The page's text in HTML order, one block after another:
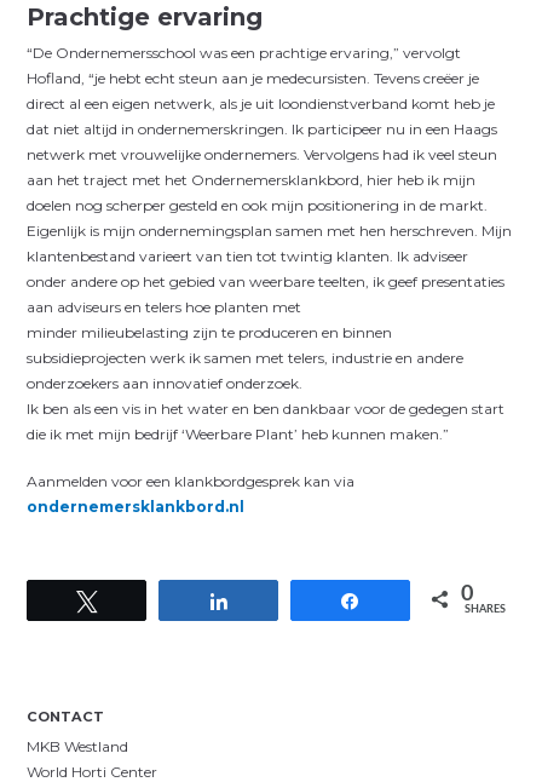
Prachtige ervaring
“De Ondernemersschool was een prachtige ervaring,” vervolgt
Hofland, “je hebt echt steun aan je medecursisten. Tevens creëer je
direct al een eigen netwerk, als je uit loondienstverband komt heb je
dat niet altijd in ondernemerskringen. Ik participeer nu in een Haags
netwerk met vrouwelijke ondernemers. Vervolgens had ik veel steun
aan het traject met het Ondernemersklankbord, hier heb ik mijn
doelen nog scherper gesteld en ook mijn positionering in de markt.
Eigenlijk is mijn ondernemingsplan samen met hen herschreven. Mijn
klantenbestand varieert van tien tot twintig klanten. Ik adviseer
onder andere op het gebied van weerbare teelten, ik geef presentaties
aan adviseurs en telers hoe planten met
minder milieubelasting zijn te produceren en binnen
subsidieprojecten werk ik samen met telers, industrie en andere
onderzoekers aan innovatief onderzoek.
Ik ben als een vis in het water en ben dankbaar voor de gedegen start
die ik met mijn bedrijf ‘Weerbare Plant’ heb kunnen maken.”
Aanmelden voor een klankbordgesprek kan via
ondernemersklankbord.nl
0
SHARES
CONTACT
MKB Westland
World Horti Center